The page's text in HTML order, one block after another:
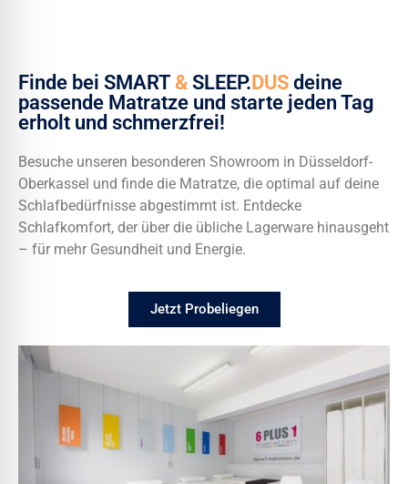
Finde bei SMART & SLEEP.DUS deine
passende Matratze und starte jeden Tag
erholt und schmerzfrei!
Besuche unseren besonderen Showroom in Düsseldorf-
Oberkassel und finde die Matratze, die optimal auf deine
Schlafbedürfnisse abgestimmt ist. Entdecke
Schlafkomfort, der über die übliche Lagerware hinausgeht
– für mehr Gesundheit und Energie.
Jetzt Probeliegen